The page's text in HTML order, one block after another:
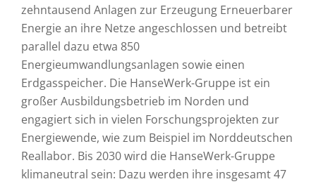
zehntausend Anlagen zur Erzeugung Erneuerbarer
Energie an ihre Netze angeschlossen und betreibt
parallel dazu etwa 850
Energieumwandlungsanlagen sowie einen
Erdgasspeicher. Die HanseWerk-Gruppe ist ein
großer Ausbildungsbetrieb im Norden und
engagiert sich in vielen Forschungsprojekten zur
Energiewende, wie zum Beispiel im Norddeutschen
Reallabor. Bis 2030 wird die HanseWerk-Gruppe
klimaneutral sein: Dazu werden ihre insgesamt 47